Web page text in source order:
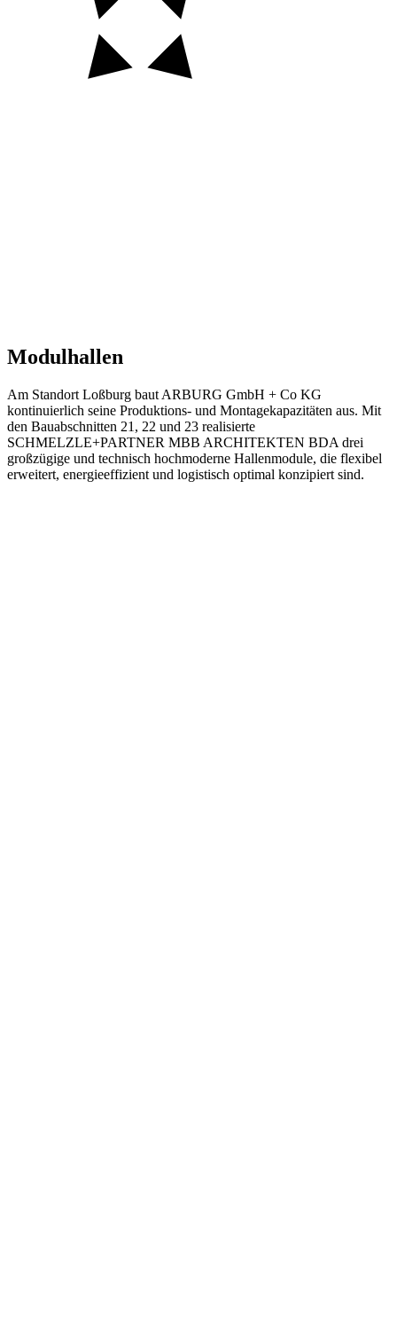
Modulhallen
Am Standort Loßburg baut ARBURG GmbH + Co KG
kontinuierlich seine Produktions- und Montagekapazitäten aus. Mit
den Bauabschnitten 21, 22 und 23 realisierte
SCHMELZLE+PARTNER MBB ARCHITEKTEN BDA drei
großzügige und technisch hochmoderne Hallenmodule, die flexibel
erweitert, energieeffizient und logistisch optimal konzipiert sind.